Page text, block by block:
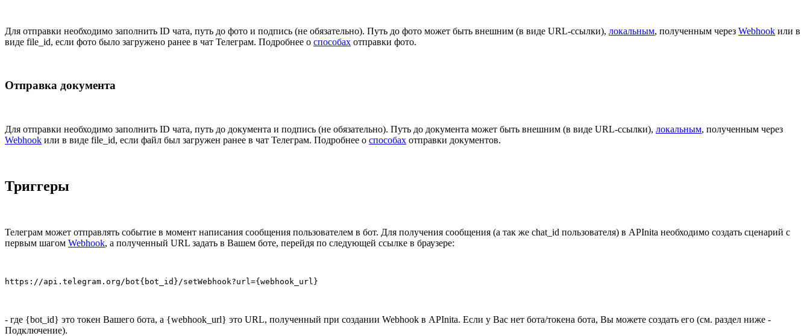
Для отправки необходимо заполнить ID чата, путь до фото и подпись (не обязательно). Путь до фото может быть внешним (в виде URL-ссылки), локальным, полученным через Webhook или в
виде file_id, если фото было загружено ранее в чат Телеграм. Подробнее о способах отправки фото.
Отправка документа
Для отправки необходимо заполнить ID чата, путь до документа и подпись (не обязательно). Путь до документа может быть внешним (в виде URL-ссылки), локальным, полученным через
Webhook или в виде file_id, если файл был загружен ранее в чат Телеграм. Подробнее о способах отправки документов.
Триггеры
Телеграм может отправлять событие в момент написания сообщения пользователем в бот. Для получения сообщения (а так же chat_id пользователя) в APInita необходимо создать сценарий с
первым шагом Webhook, а полученный URL задать в Вашем боте, перейдя по следующей ссылке в браузере:
https://api.telegram.org/bot{bot_id}/setWebhook?url={webhook_url}
- где {bot_id} это токен Вашего бота, а {webhook_url} это URL, полученный при создании Webhook в APInita. Если у Вас нет бота/токена бота, Вы можете создать его (см. раздел ниже -
Подключение).